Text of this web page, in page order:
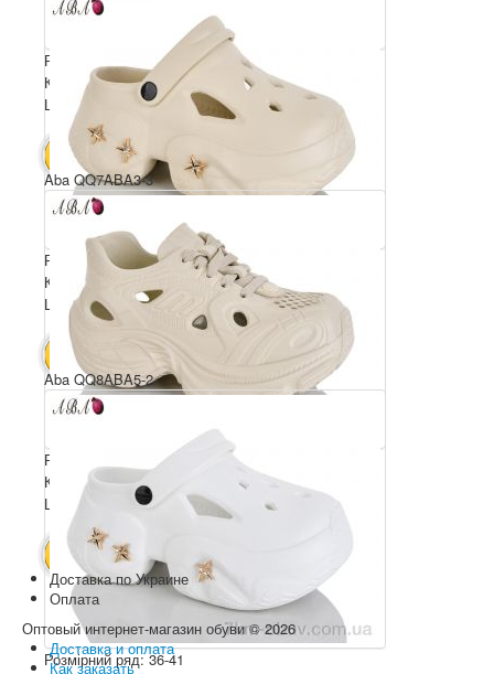
Розмірний ряд: 36-41
Комплектація ящика: 6
Ціна за пару: 350 грн.
В КОШИК 2100 грн.
Розмірний ряд: 36-41
Комплектація ящика: 6
Ціна за пару: 350 грн.
В КОШИК 2100 грн.
Aba QQ7ABA3-3
Розмірний ряд: 36-41
Комплектація ящика: 6
Ціна за пару: 350 грн.
В КОШИК 2100 грн.
Aba QQ8ABA5-2
Розмірний ряд: 36-41
Доставка по Украине
Оплата
Оптовый интернет-магазин обуви © 2026
Доставка и оплата
Как заказать